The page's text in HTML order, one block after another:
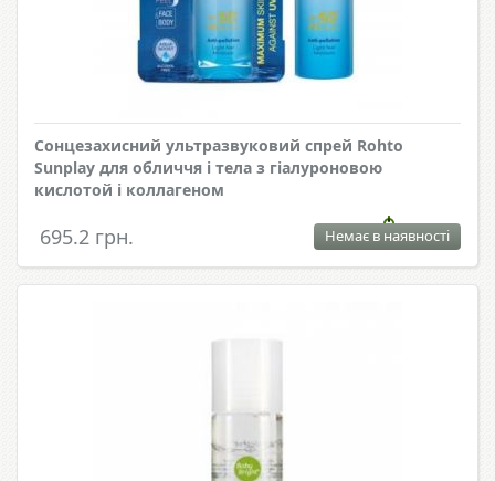
Сонцезахисний ультразвуковий спрей Rohto
Sunplay для обличчя і тела з гіалуроновою
кислотой і коллагеном
695.2 грн. Немає в наявності